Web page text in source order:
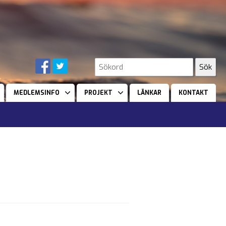
MEDLEMSINFO PROJEKT LÄNKAR KONTAKT